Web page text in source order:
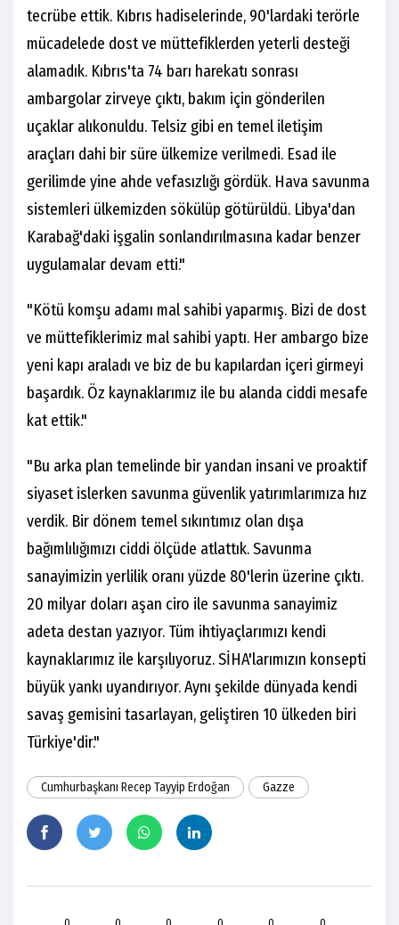
tecrübe ettik. Kıbrıs hadiselerinde, 90'lardaki terörle
mücadelede dost ve müttefiklerden yeterli desteği
alamadık. Kıbrıs'ta 74 barı harekatı sonrası
ambargolar zirveye çıktı, bakım için gönderilen
uçaklar alıkonuldu. Telsiz gibi en temel iletişim
araçları dahi bir süre ülkemize verilmedi. Esad ile
gerilimde yine ahde vefasızlığı gördük. Hava savunma
sistemleri ülkemizden sökülüp götürüldü. Libya'dan
Karabağ'daki işgalin sonlandırılmasına kadar benzer
uygulamalar devam etti."
"Kötü komşu adamı mal sahibi yaparmış. Bizi de dost
ve müttefiklerimiz mal sahibi yaptı. Her ambargo bize
yeni kapı araladı ve biz de bu kapılardan içeri girmeyi
başardık. Öz kaynaklarımız ile bu alanda ciddi mesafe
kat ettik."
"Bu arka plan temelinde bir yandan insani ve proaktif
siyaset islerken savunma güvenlik yatırımlarımıza hız
verdik. Bir dönem temel sıkıntımız olan dışa
bağımlılığımızı ciddi ölçüde atlattık. Savunma
sanayimizin yerlilik oranı yüzde 80'lerin üzerine çıktı.
20 milyar doları aşan ciro ile savunma sanayimiz
adeta destan yazıyor. Tüm ihtiyaçlarımızı kendi
kaynaklarımız ile karşılıyoruz. SİHA'larımızın konsepti
büyük yankı uyandırıyor. Aynı şekilde dünyada kendi
savaş gemisini tasarlayan, geliştiren 10 ülkeden biri
Türkiye'dir."
Cumhurbaşkanı Recep Tayyip Erdoğan Gazze